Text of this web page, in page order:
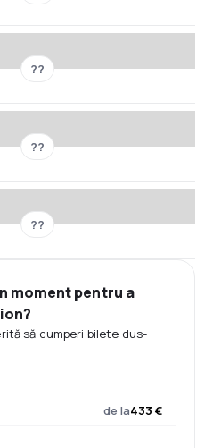
??
??
??
moment pentru a
să cumperi bilete dus-
de la433 €